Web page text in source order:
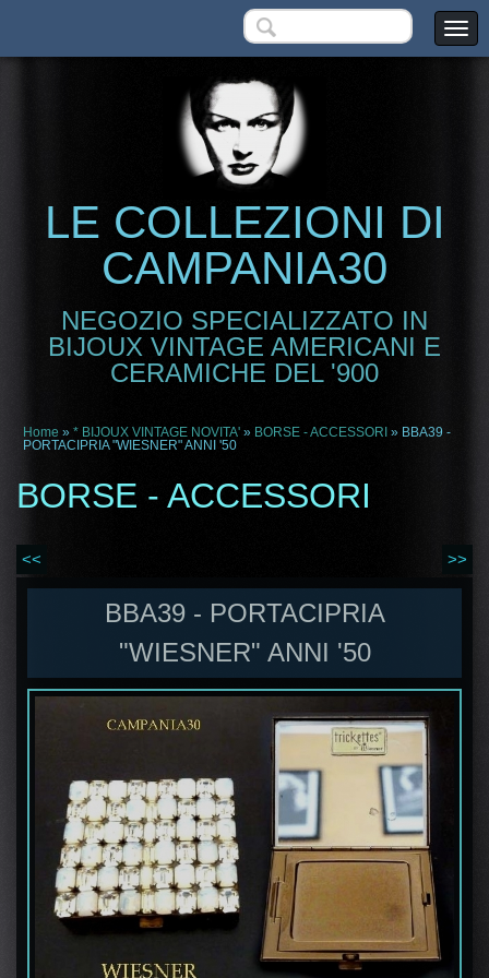
LE COLLEZIONI DI
CAMPANIA30
NEGOZIO SPECIALIZZATO IN
BIJOUX VINTAGE AMERICANI E
CERAMICHE DEL '900
Home » * BIJOUX VINTAGE NOVITA' » BORSE - ACCESSORI » BBA39 -
PORTACIPRIA "WIESNER" ANNI '50
BORSE - ACCESSORI
<< >>
BBA39 - PORTACIPRIA
"WIESNER" ANNI '50